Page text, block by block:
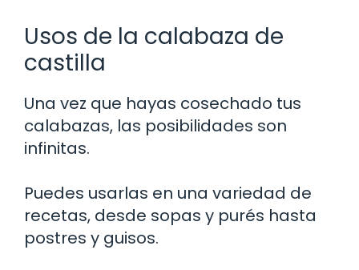
Usos de la calabaza de
castilla
Una vez que hayas cosechado tus
calabazas, las posibilidades son
infinitas.
Puedes usarlas en una variedad de
recetas, desde sopas y purés hasta
postres y guisos.